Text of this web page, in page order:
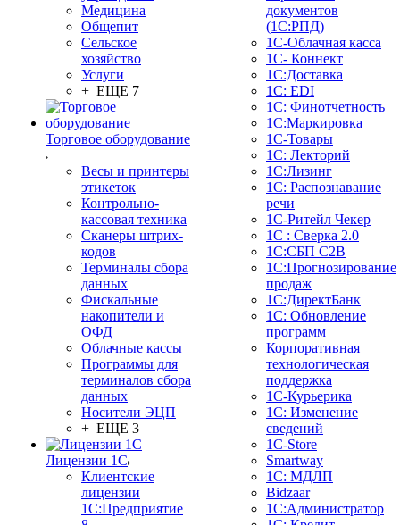
Медицина
Общепит
Сельское
хозяйство
Услуги
+ ЕЩЕ 7
Торговое оборудование
Весы и принтеры
этикеток
Контрольно-
кассовая техника
Сканеры штрих-
кодов
Терминалы сбора
данных
Фискальные
накопители и
ОФД
Облачные кассы
Программы для
терминалов сбора
данных
Носители ЭЦП
+ ЕЩЕ 3
Лицензии 1С
Клиентские
лицензии
1С:Предприятие
документов
(1С:РПД)
1С-Облачная касса
1С- Коннект
1С:Доставка
1С: EDI
1С: Финотчетность
1С:Маркировка
1С-Товары
1С: Лекторий
1С:Лизинг
1С: Распознавание
речи
1C-Ритейл Чекер
1С : Сверка 2.0
1С:СБП C2B
1С:Прогнозирование
продаж
1С:ДиректБанк
1С: Обновление
программ
Корпоративная
технологическая
поддержка
1С-Курьерика
1С: Изменение
сведений
1C-Store
Smartway
1С: МДЛП
Bidzaar
1С:Администратор